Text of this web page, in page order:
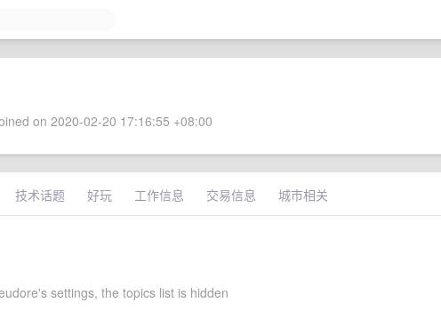
on 2020-02-20 17:16:55 +08:00
技术话题 好玩 工作信息 交易信息 城市相关
settings, the topics list is hidden